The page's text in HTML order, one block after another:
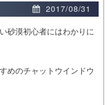
2017/08/31
砂漠初心者にはわかりに
めのチャットウインドウ